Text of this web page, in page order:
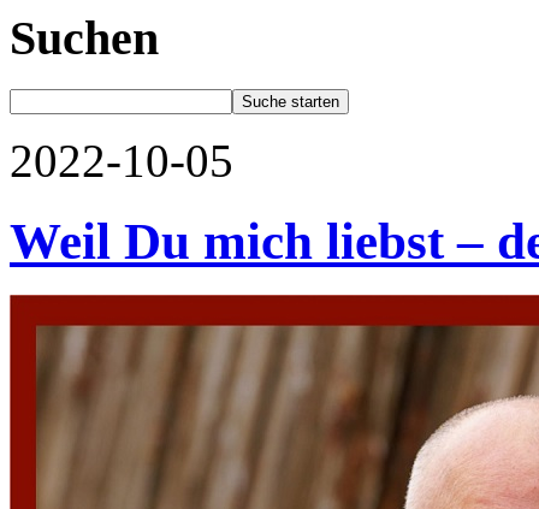
Suchen
2022-10-05
Weil Du mich liebst –